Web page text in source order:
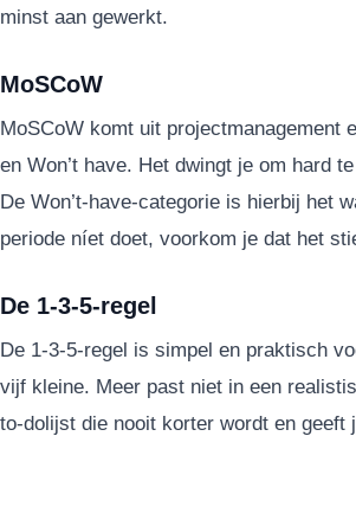
minst aan gewerkt.
MoSCoW
MoSCoW komt uit projectmanagement
en Won’t have. Het dwingt je om hard
De Won’t-have-categorie is hierbij het
periode níet doet, voorkom je dat het
De 1-3-5-regel
De 1-3-5-regel is simpel en praktisch
vijf kleine. Meer past niet in een
to-dolijst die nooit korter wordt en geeft